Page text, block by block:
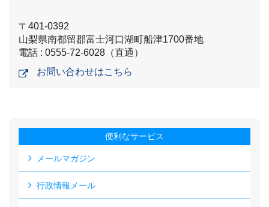
〒401-0392
山梨県南都留郡富士河口湖町船津1700番地
電話 : 0555-72-6028（直通）
お問い合わせはこちら
便利なサービス
メールマガジン
行政情報メール